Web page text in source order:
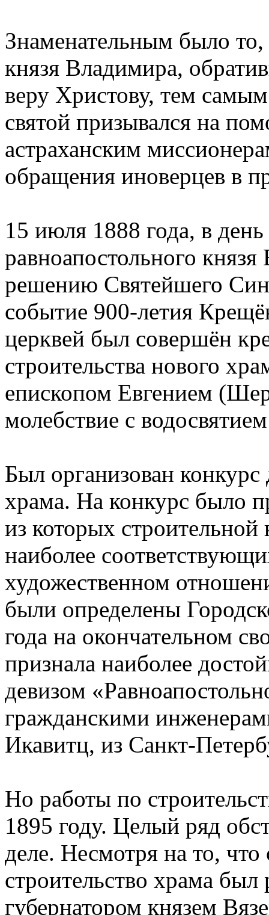
Знаменательным было то,
князя Владимира,
веру Христову, тем
святой призывался на
астраханским
обращения иноверцев в
15 июля 1888 года, в
равноапостольного
решению Святейшего
событие 900-летия
церквей был совершён
строительства нового
епископом Евгением
молебствие с
Был организован
храма. На конкурс было
из которых
наиболее
художественном
были определены
года на окончательном
признала наиболее
девизом
гражданскими
Икавитц, из Санкт-
Но работы по
1895 году. Целый ряд
деле. Несмотря на то,
строительство храма
губернатором князем